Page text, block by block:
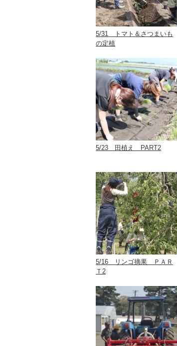
5/31 トマト＆さつまいも
の定植
5/23 田植え PART2
5/16 リンゴ摘果 ＰＡＲ
Ｔ2